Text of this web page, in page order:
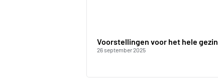
Voorstellingen voor het hele gezin
26 september 2025